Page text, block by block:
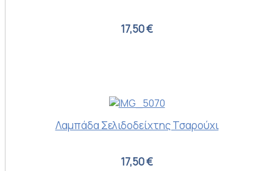
17,50 €
Λαμπάδα Σελιδοδείχτης Τσαρούχι
17,50 €